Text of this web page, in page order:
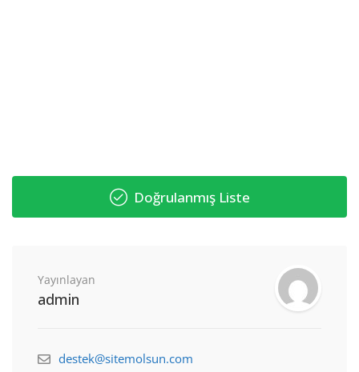
Doğrulanmış Liste
Yayınlayan
admin
destek@sitemolsun.com